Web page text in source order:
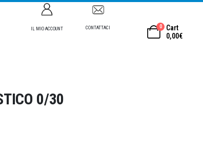
IL MIO ACCOUNT CONTATTACI 0
Cart
0,00€
0/30